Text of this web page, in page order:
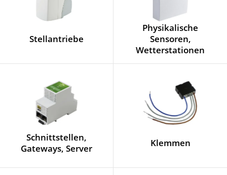
Stellantriebe
Physikalische
Sensoren,
Wetterstationen
Schnittstellen,
Gateways, Server
Klemmen